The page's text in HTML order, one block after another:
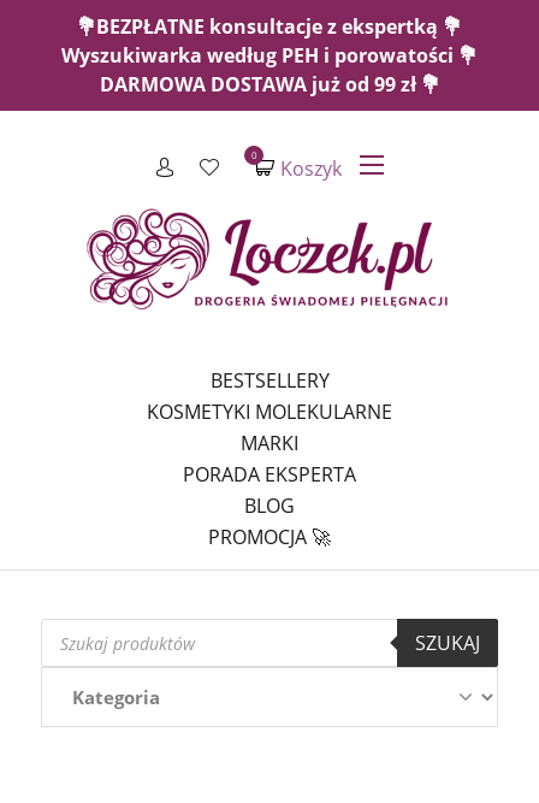
💐BEZPŁATNE konsultacje z ekspertką 💐
Wyszukiwarka według PEH i porowatości 💐
DARMOWA DOSTAWA już od 99 zł 💐
Koszyk
0
BESTSELLERY
KOSMETYKI MOLEKULARNE
MARKI
PORADA EKSPERTA
BLOG
PROMOCJA 🚀
Wyszukiwarka
produktów
SZUKAJ